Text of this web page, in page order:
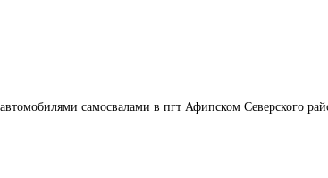
самосвалами в пгт Афипском Северского